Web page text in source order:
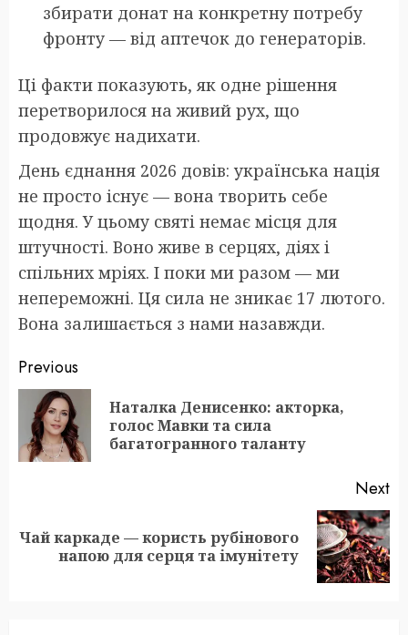
збирати донат на конкретну потребу
фронту — від аптечок до генераторів.
Ці факти показують, як одне рішення
перетворилося на живий рух, що
продовжує надихати.
День єднання 2026 довів: українська нація
не просто існує — вона творить себе
щодня. У цьому святі немає місця для
штучності. Воно живе в серцях, діях і
спільних мріях. І поки ми разом — ми
непереможні. Ця сила не зникає 17 лютого.
Вона залишається з нами назавжди.
Post
navigation
Previous
Наталка Денисенко: акторка,
голос Мавки та сила
багатогранного таланту
Next
Next
Чай каркаде — користь рубінового
напою для серця та імунітету